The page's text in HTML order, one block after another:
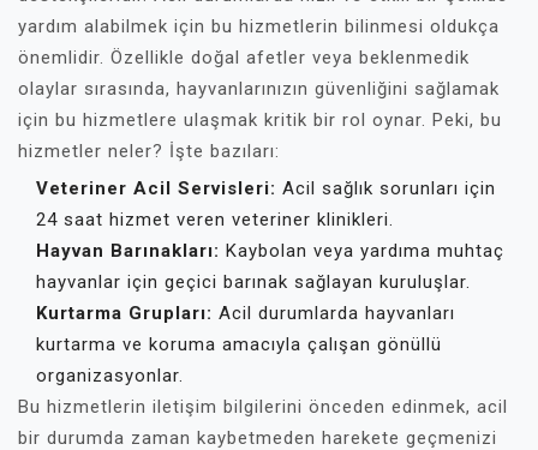
yardım alabilmek için bu hizmetlerin bilinmesi oldukça
önemlidir. Özellikle doğal afetler veya beklenmedik
olaylar sırasında, hayvanlarınızın güvenliğini sağlamak
için bu hizmetlere ulaşmak kritik bir rol oynar. Peki, bu
hizmetler neler? İşte bazıları:
Veteriner Acil Servisleri: Acil sağlık sorunları için
24 saat hizmet veren veteriner klinikleri.
Hayvan Barınakları: Kaybolan veya yardıma muhtaç
hayvanlar için geçici barınak sağlayan kuruluşlar.
Kurtarma Grupları: Acil durumlarda hayvanları
kurtarma ve koruma amacıyla çalışan gönüllü
organizasyonlar.
Bu hizmetlerin iletişim bilgilerini önceden edinmek, acil
bir durumda zaman kaybetmeden harekete geçmenizi